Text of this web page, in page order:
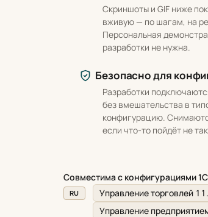
Скриншоты и GIF ниже
вживую — по шагам, на
Персональная
разработки не нужна.
Безопасно для
Разработки
без вмешательства в
конфигурацию.
если что-то пойдёт не
Совместима с конфигурациями
RU Управление торговлей
Управление